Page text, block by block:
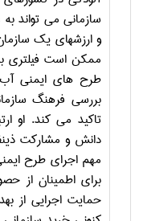
سازمانی می تواند
و ارزشهای یک
ممکن است فیلتری
طرح های ایمنی
بررسی فرهنگ
تاکید می کند. او
دانش و مشارکت
مهم اجرای طرح
برای اطمینان از
حمایت اجرایی از